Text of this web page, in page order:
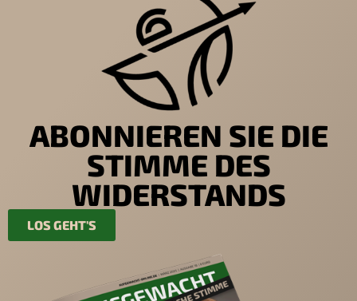
ABONNIEREN SIE DIE
STIMME DES
WIDERSTANDS
LOS GEHT'S